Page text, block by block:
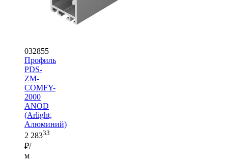
032855
Профиль
PDS-
ZM-
COMFY-
2000
ANOD
(Arlight,
Алюминий)
2 28333
₽/
м